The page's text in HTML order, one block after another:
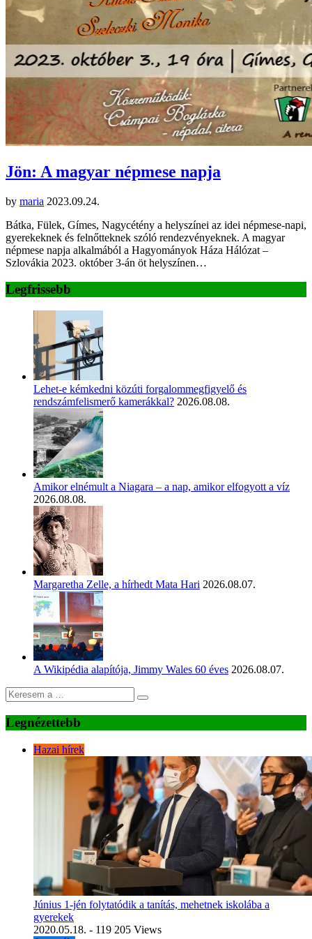
Jön: A magyar népmese napja
by maria 2023.09.24.
Bátka, Fülek, Gímes, Nagycétény a helyszínei az idei népmese-napi,
gyerekeknek és felnőtteknek szóló rendezvényeknek. A magyar
népmese napja alkalmából a Hagyományok Háza Hálózat –
Szlovákia 2023. október 3-án öt helyszínen…
Legfrissebb
Lehet-e kémkedni közúti forgalommegfigyelő és
rendszámfelismerő kamerákkal? 2026.08.08.
Amikor elnémult a Niagara – a nap, amikor elfogyott a víz
2026.08.08.
Margaretha Zelle, a hírhedt Mata Hari 2026.08.07.
A Wikipédia alapítója, Jimmy Wales 60 éves 2026.08.07.
Legnézettebb
Hazai hírek
Június 1-jén folytatódik a tanítás, mehetnek iskolába a
gyerekek
2020.05.18. - 119 205 Views